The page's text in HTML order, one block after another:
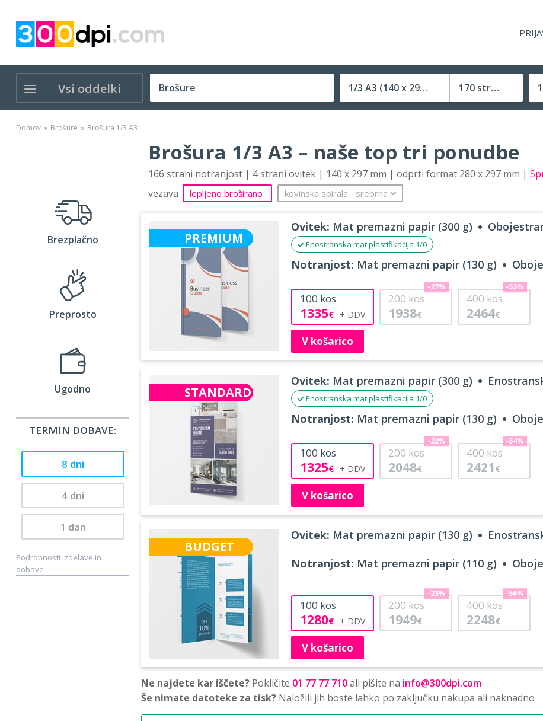
Vsi oddelki 1/3 A3 (140 x 297 mm)
Velikost (zaprte) tiskovine
170 strani
Domov Brošure Brošura 1/3 A3
Brezplačno
Preprosto
Ugodno
TERMIN DOBAVE:
8 dni
4 dni
1 dan
Podrobnosti izdelave in
dobave
Brošura 1/3 A3 – naše top tri ponudbe
166 strani notranjost | 4 strani ovitek | 140 x 297 mm | odprti format 280 x 297 mm |
vezava
lepljeno broširano kovinska spirala ‐ srebrna
PREMIUM
Ovitek: Mat premazni papir (300 g)
Enostranska mat plastifikacija 1/0
Notranjost: Mat premazni papir (130 g)
100 kos
1335€
200 kos
1938€
-27%
400 kos
2464€
-53%
V košarico
STANDARD
Ovitek: Mat premazni papir (300 g)
Enostranska mat plastifikacija 1/0
Notranjost: Mat premazni papir (130 g)
100 kos
1325€
200 kos
2048€
-22%
400 kos
2421 €
-54%
V košarico
BUDGET
Ovitek: Mat premazni papir (130 g)
Notranjost: Mat premazni papir (110 g)
100 kos
1280€
200 kos
1949€
-23%
400 kos
2248€
-56%
V košarico
Ne najdete kar iščete? Pokličite 01 77 77 710ali pišite na info@300dpi.com
Še nimate datoteke za tisk? Naložili jih boste lahko po zaključku nakupa ali naknadno